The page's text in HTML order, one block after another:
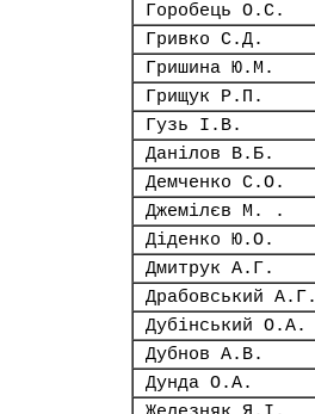
Горобець О.С.
Гривко С.Д.
Гришина Ю.М.
Грищук Р.П.
Гузь І.В.
Данілов В.Б.
Демченко С.О.
Джемілєв М. .
Діденко Ю.О.
Дмитрук А.Г.
Драбовський А.Г.
Дубінський О.А.
Дубнов А.В.
Дунда О.А.